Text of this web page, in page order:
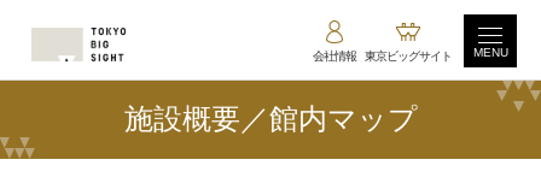
会社情報 東京ビッグサイト MENU
施設概要／館内マップ